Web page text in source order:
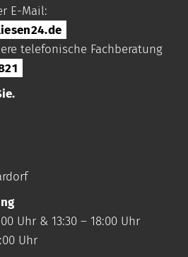
E-Mail:
telefonische Fachberatung
Uhr & 13:30 – 18:00 Uhr
Uhr